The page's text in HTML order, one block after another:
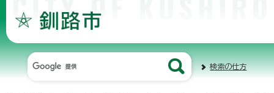
検索の仕方